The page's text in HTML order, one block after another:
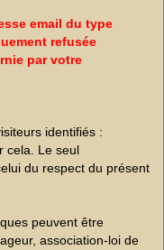
email du type
refusée
par votre
identifiés :
cela. Le seul
du respect du présent
peuvent être
association-loi de